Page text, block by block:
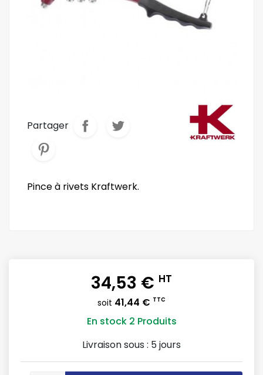
Partager
Pince à rivets Kraftwerk.
34,53 € HT
soit 41,44 € TTC
En stock 2 Produits
Livraison sous : 5 jours